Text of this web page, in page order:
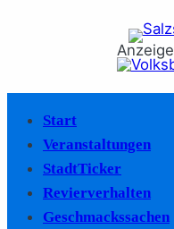
Anzeige
Start
Veranstaltungen
StadtTicker
Revierverhalten
Geschmackssachen